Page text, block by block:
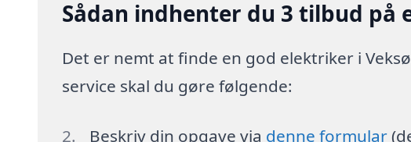
Sådan indhenter du 3 tilbud på
Det er nemt at finde en god elektriker i
service skal du gøre følgende:
Beskriv din opgave via denne formular